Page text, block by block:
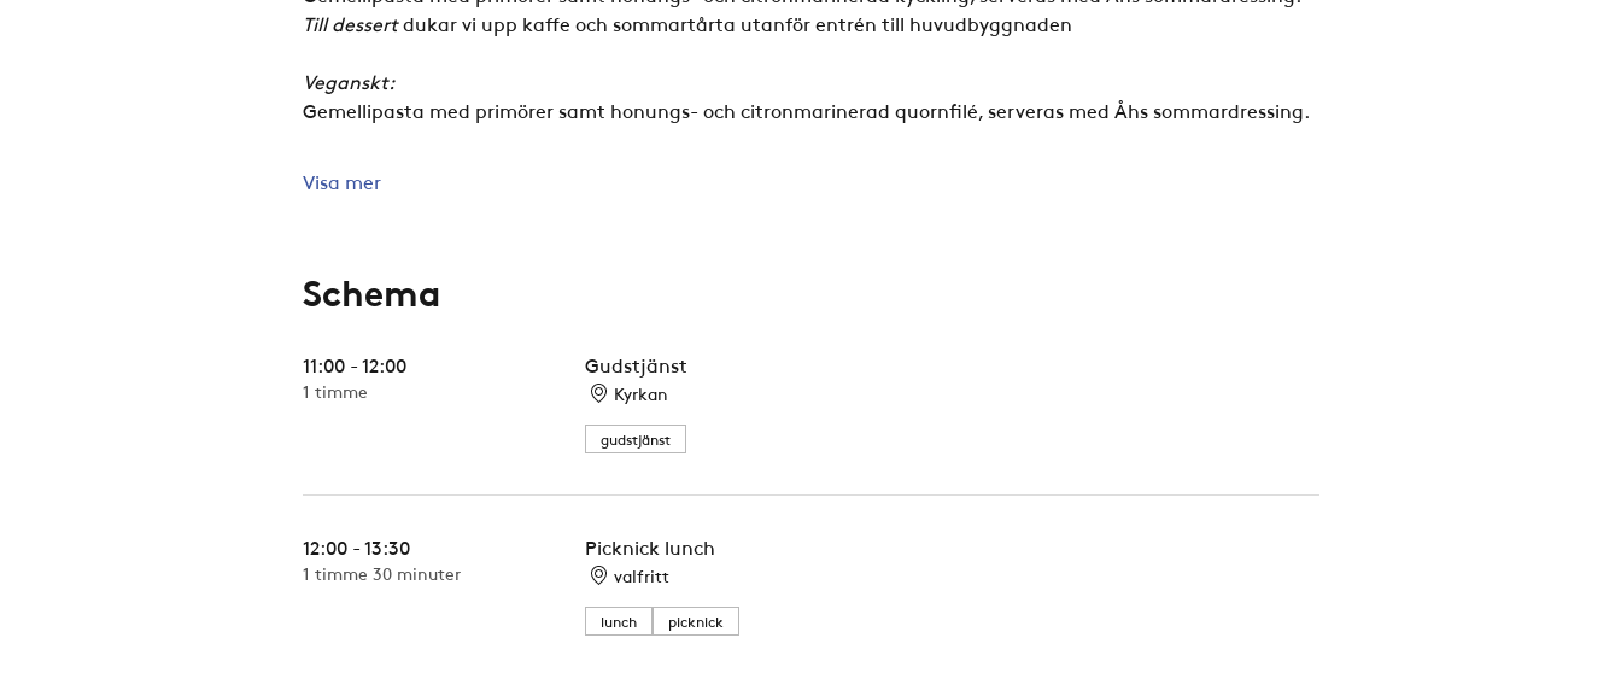
Till dessert dukar vi upp kaffe och sommartårta utanför entrén till huvudbyggnaden
Veganskt:
Gemellipasta med primörer samt honungs- och citronmarinerad quornfilé, serveras med Åhs sommardressing.
Visa mer
Schema
11:00 - 12:00
1 timme
Gudstjänst
Kyrkan
gudstjänst
12:00 - 13:30
1 timme 30 minuter
Picknick lunch
valfritt
lunch picknick